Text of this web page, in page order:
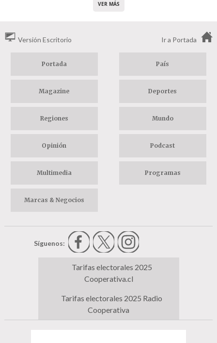
VER MÁS
Versión Escritorio Ir a Portada
Portada País
Magazine Deportes
Regiones Mundo
Opinión Podcast
Multimedia Programas
Marcas & Negocios
Síguenos:
Tarifas electorales 2025
Cooperativa.cl
Tarifas electorales 2025 Radio
Cooperativa